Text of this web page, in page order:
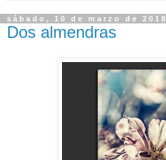
sábado, 10 de marzo de 2018
Dos almendras